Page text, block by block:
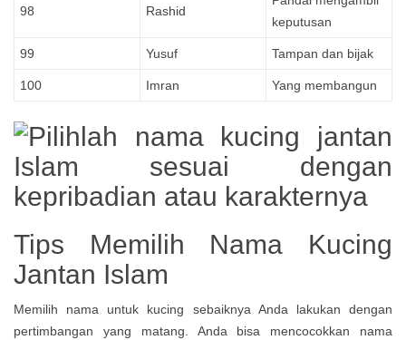
98 Rashid
keputusan
99 Yusuf Tampan dan bijak
100 Imran Yang membangun
Tips Memilih Nama Kucing
Jantan Islam
Memilih nama untuk kucing sebaiknya Anda lakukan dengan
pertimbangan yang matang. Anda bisa mencocokkan nama